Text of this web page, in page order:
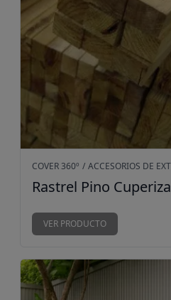
COVER 360º / ACCESORIOS DE
Rastrel Pino
VER PRODUCTO
Revestimiento exterior